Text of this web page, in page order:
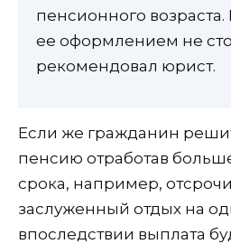
пенсионного возраста.
ее оформлением не
рекомендовал юрист.
Если же гражданин
пенсию отработав
срока, например,
заслуженный отдых на
впоследствии выплата